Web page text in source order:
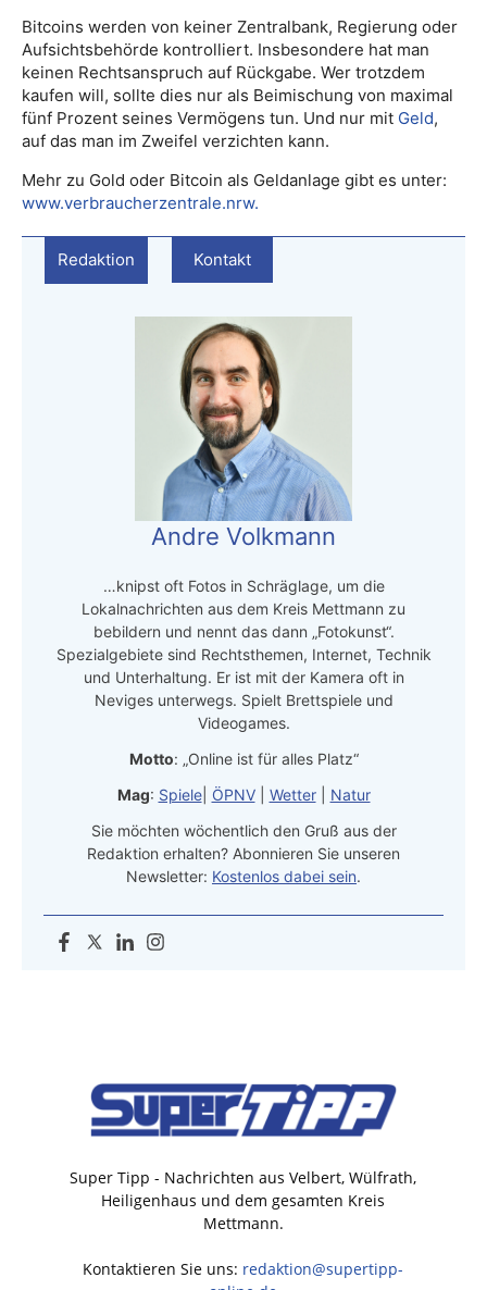
Bitcoins werden von keiner Zentralbank, Regierung oder
Aufsichtsbehörde kontrolliert. Insbesondere hat man
keinen Rechtsanspruch auf Rückgabe. Wer trotzdem
kaufen will, sollte dies nur als Beimischung von maximal
fünf Prozent seines Vermögens tun. Und nur mit Geld,
auf das man im Zweifel verzichten kann.
Mehr zu Gold oder Bitcoin als Geldanlage gibt es unter:
www.verbraucherzentrale.nrw.
Redaktion Kontakt
Andre Volkmann
…knipst oft Fotos in Schräglage, um die
Lokalnachrichten aus dem Kreis Mettmann zu
bebildern und nennt das dann „Fotokunst“.
Spezialgebiete sind Rechtsthemen, Internet, Technik
und Unterhaltung. Er ist mit der Kamera oft in
Neviges unterwegs. Spielt Brettspiele und
Videogames.
Motto: „Online ist für alles Platz“
Mag: Spiele| ÖPNV| Wetter| Natur
Sie möchten wöchentlich den Gruß aus der
Redaktion erhalten? Abonnieren Sie unseren
Newsletter: Kostenlos dabei sein.
Super Tipp - Nachrichten aus Velbert, Wülfrath,
Heiligenhaus und dem gesamten Kreis
Mettmann.
Kontaktieren Sie uns: redaktion@supertipp-